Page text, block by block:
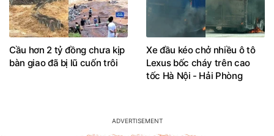
Cầu hơn 2 tỷ đồng chưa kịp
bàn giao đã bị lũ cuốn trôi
Xe đầu kéo chở nhiều ô tô
Lexus bốc cháy trên cao
tốc Hà Nội - Hải Phòng